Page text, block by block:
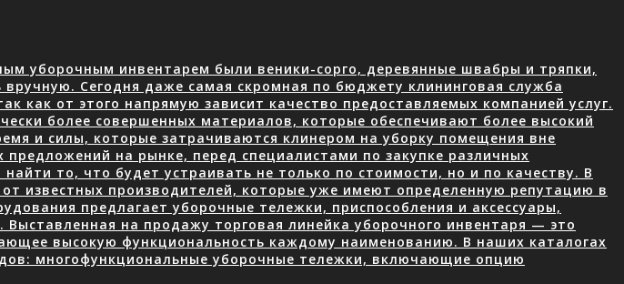
уборочным инвентарем были веники-сорго, деревянные швабры и тряпки,
Сегодня даже самая скромная по бюджету клининговая служба
как от этого напрямую зависит качество предоставляемых компанией услуг.
более совершенных материалов, которые обеспечивают более высокий
и силы, которые затрачиваются клинером на уборку помещения вне
на рынке, перед специалистами по закупке различных
то, что будет устраивать не только по стоимости, но и по качеству. В
известных производителей, которые уже имеют определенную репутацию в
предлагает уборочные тележки, приспособления и аксессуары,
на продажу торговая линейка уборочного инвентаря — это
высокую функциональность каждому наименованию. В наших каталогах
многофункциональные уборочные тележки, включающие опцию